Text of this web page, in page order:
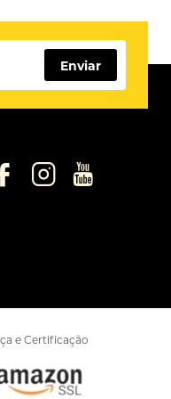
Enviar
e Certificação